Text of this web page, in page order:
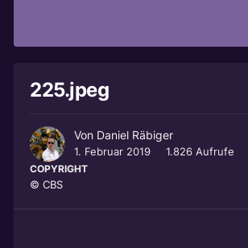
225.jpeg
Von Daniel Räbiger
1. Februar 2019 1.826 Aufrufe
COPYRIGHT
© CBS